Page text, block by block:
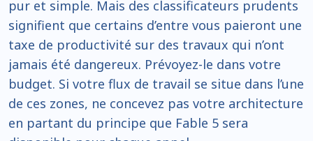
pur et simple. Mais des classificateurs prudents
signifient que certains d’entre vous paieront une
taxe de productivité sur des travaux qui n’ont
jamais été dangereux. Prévoyez-le dans votre
budget. Si votre flux de travail se situe dans l’une
de ces zones, ne concevez pas votre architecture
en partant du principe que Fable 5 sera